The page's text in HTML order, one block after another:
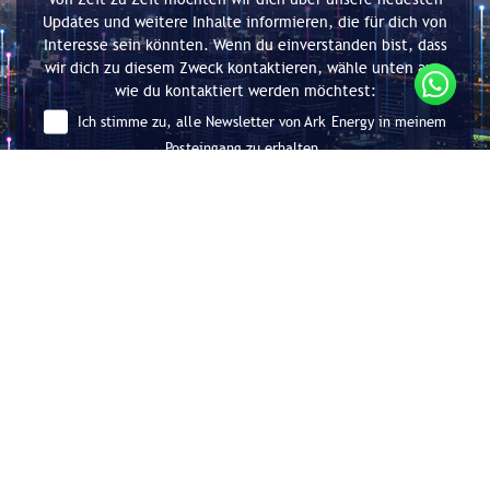
Updates und weitere Inhalte informieren, die für dich von
Interesse sein könnten. Wenn du einverstanden bist, dass
wir dich zu diesem Zweck kontaktieren, wähle unten aus,
wie du kontaktiert werden möchtest:
Ich stimme zu, alle Newsletter von Ark Energy in meinem
Posteingang zu erhalten.